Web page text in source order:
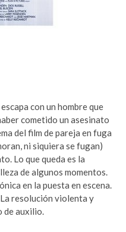
con un hombre que
cometido un asesinato
del film de pareja en fuga
ni siquiera se fugan)
Lo que queda es la
de algunos momentos.
en la puesta en escena.
resolución violenta y
de auxilio.